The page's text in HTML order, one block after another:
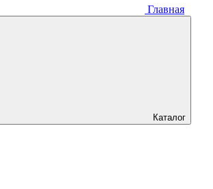
Главная
Каталог